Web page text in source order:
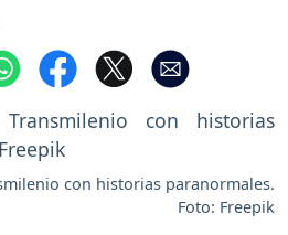
con historias paranormales.
Foto: Freepik